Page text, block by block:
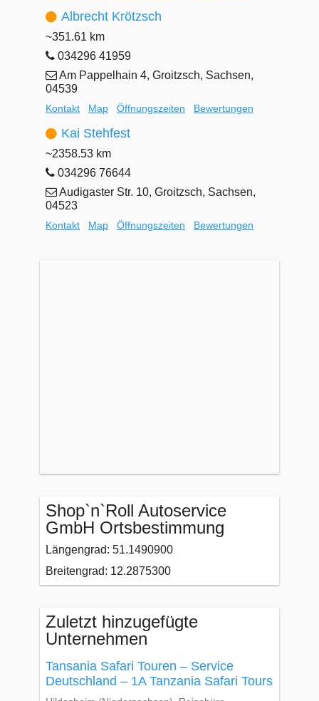
Albrecht Krötzsch
~351.61 km
034296 41959
Am Pappelhain 4, Groitzsch, Sachsen,
04539
Kontakt Map Öffnungszeiten Bewertungen
Kai Stehfest
~2358.53 km
034296 76644
Audigaster Str. 10, Groitzsch, Sachsen,
04523
Kontakt Map Öffnungszeiten Bewertungen
Shop`n`Roll Autoservice
GmbH Ortsbestimmung
Längengrad: 51.1490900
Breitengrad: 12.2875300
Zuletzt hinzugefügte
Unternehmen
Tansania Safari Touren – Service
Deutschland – 1A Tanzania Safari Tours